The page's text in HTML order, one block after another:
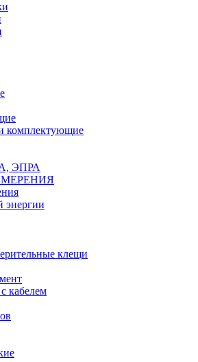
комплектующие
ЭПРА
энергии
клещи
кабелем